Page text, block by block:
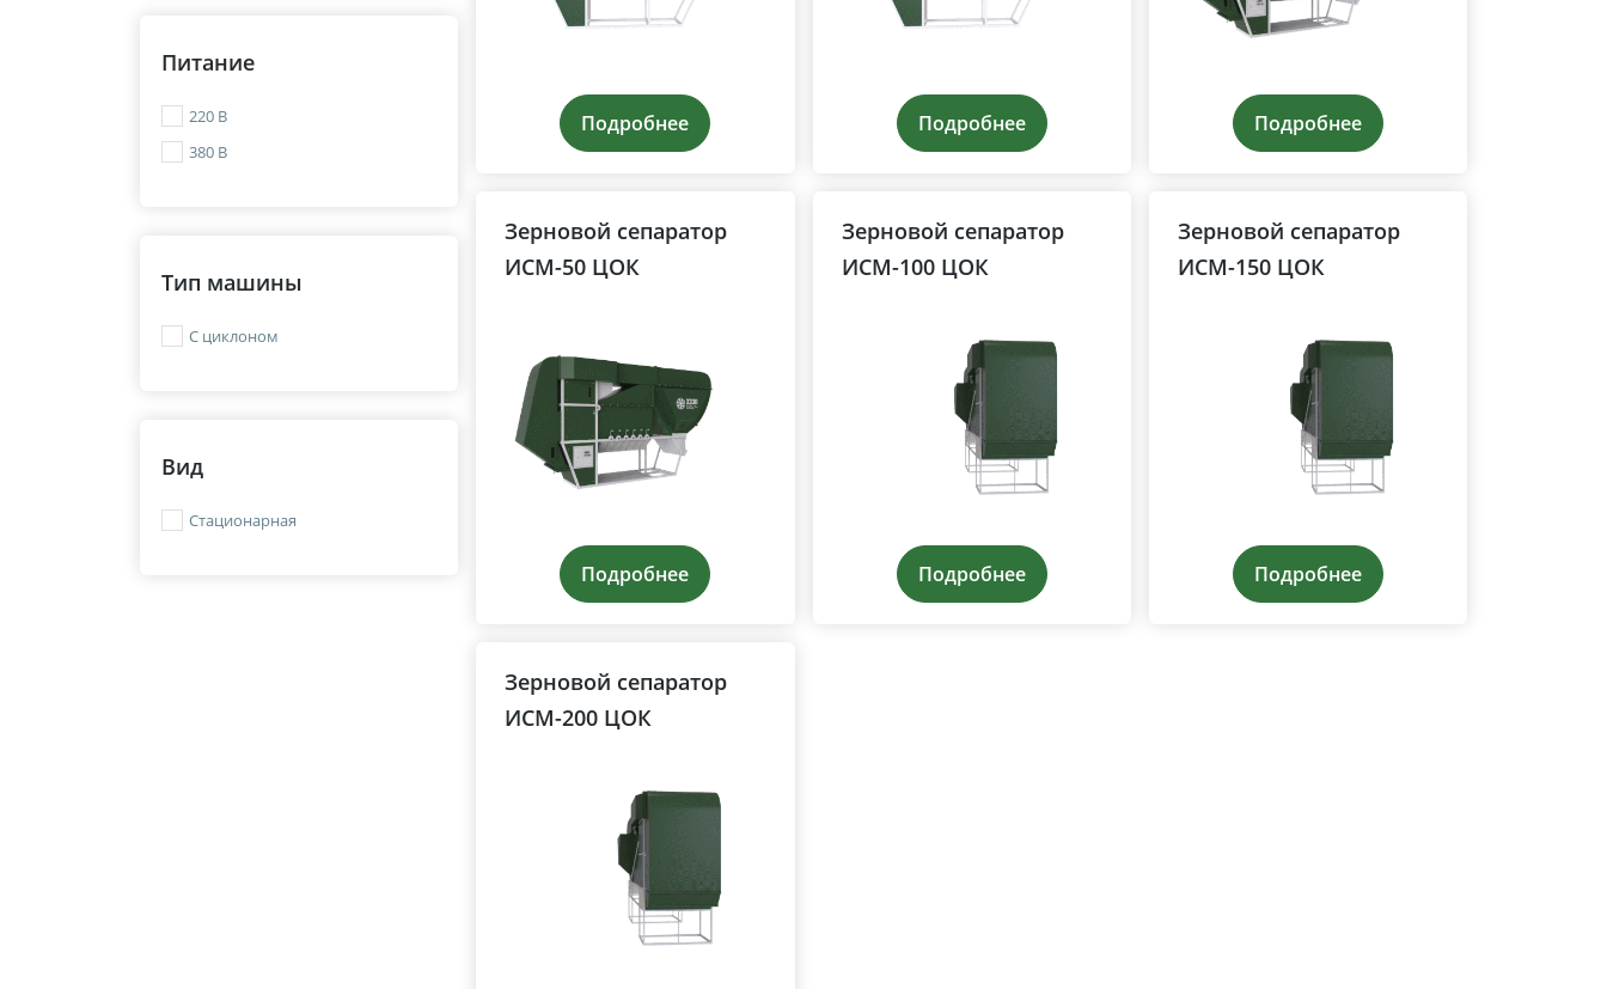
Питание
220 В
380 В
Тип машины
С циклоном
Вид
Стационарная
Подробнее Подробнее Подробнее
Зерновой сепаратор
ИСМ-50 ЦОК
Подробнее
Зерновой сепаратор
ИСМ-100 ЦОК
Подробнее
Зерновой сепаратор
ИСМ-150 ЦОК
Подробнее
Зерновой сепаратор
ИСМ-200 ЦОК